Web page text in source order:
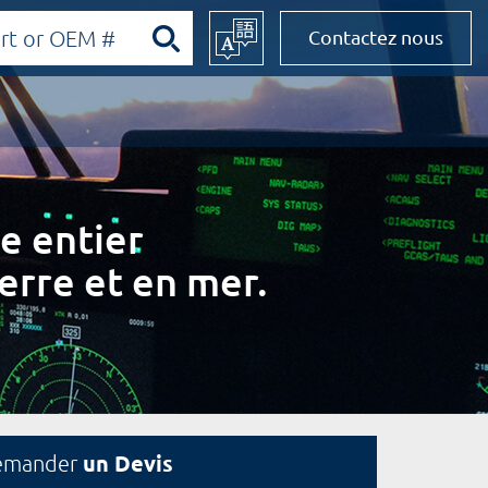
Contactez nous
entier
et en mer.
un Devis